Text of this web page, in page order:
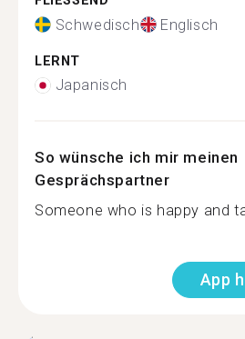
Schwedisch Englisch
LERNT
Japanisch
So wünsche ich mir meinen
Gesprächspartner
Someone who is happy and
App